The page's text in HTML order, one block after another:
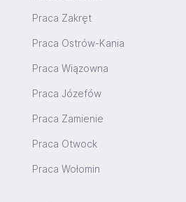
Praca Zakręt
Praca Ostrów-Kania
Praca Wiązowna
Praca Józefów
Praca Zamienie
Praca Otwock
Praca Wołomin